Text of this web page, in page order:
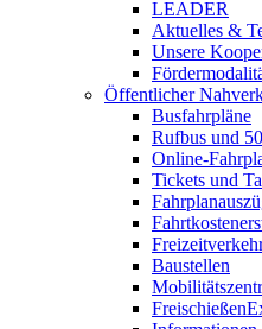
LEADER
Aktuelles &
Unsere
Öffentlicher
Busfahrpläne
Rufbus und
Online-
Tickets und
Baustellen